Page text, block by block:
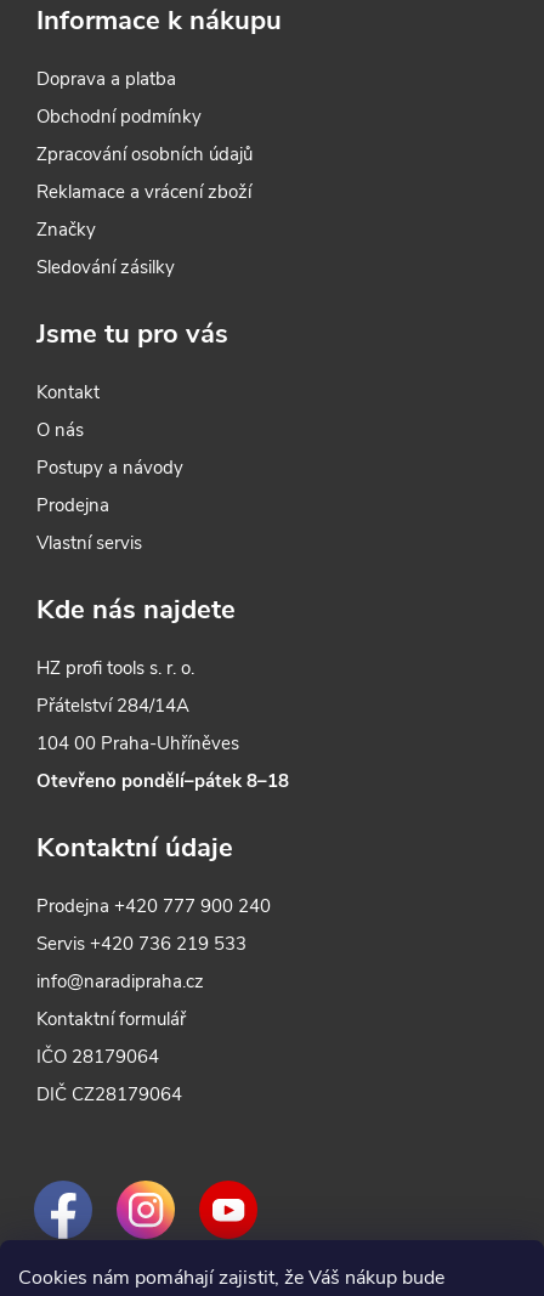
Cookies nám pomáhají zajistit, že Váš nákup bude
opotřebení s dlouhodobě
Informace k nákupu
Doprava a platba
Obchodní podmínky
Zpracování osobních údajů
Reklamace a vrácení zboží
Značky
Sledování zásilky
Jsme tu pro vás
Kontakt
O nás
Postupy a návody
Prodejna
Vlastní servis
Kde nás najdete
HZ profi tools s. r. o.
Přátelství 284/14A
104 00 Praha-Uhříněves
Otevřeno pondělí–pátek 8–18
Kontaktní údaje
Prodejna+420 777 900 240
Servis+420 736 219 533
info@naradipraha.cz
Kontaktní formulář
IČO 28179064
DIČ CZ28179064